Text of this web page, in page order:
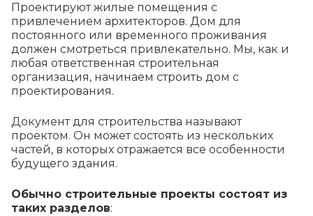
Проектируют жилые помещения с
привлечением архитекторов. Дом для
постоянного или временного проживания
должен смотреться привлекательно. Мы, как и
любая ответственная строительная
организация, начинаем строить дом с
проектирования.
Документ для строительства называют
проектом. Он может состоять из нескольких
частей, в которых отражается все особенности
будущего здания.
Обычно строительные проекты состоят из
таких разделов: